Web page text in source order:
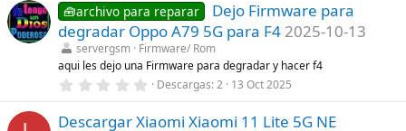
s
)
0
e
s
t
r
e
l
(
🧰archivo para reparar
Dejo Firmware para
degradar Oppo A79 5G para F4 2025-10-13
servergsm Firmware/ Rom
aqui les dejo una Firmware para degradar y hacer f4
0
0
Descargas 2 13 Oct 2025
Descargar Xiaomi Xiaomi 11 Lite 5G NE